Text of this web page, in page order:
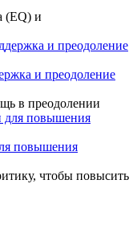
(EQ) и
и преодоление
в преодолении
повышения
чтобы повысить